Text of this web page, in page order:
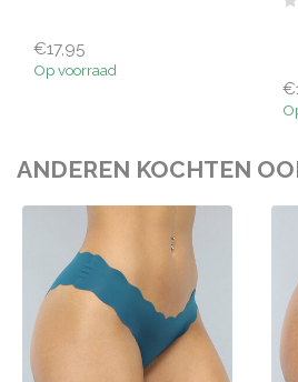
€17,95
Op voorraad
ANDEREN KOCHTEN